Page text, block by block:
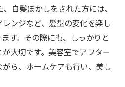
白髪ぼかしをされた方には、
ンジなど、髪型の変化を楽し
す。その際にも、しっかりと
大切です。美容室でアフター
ら、ホームケアも行い、美し